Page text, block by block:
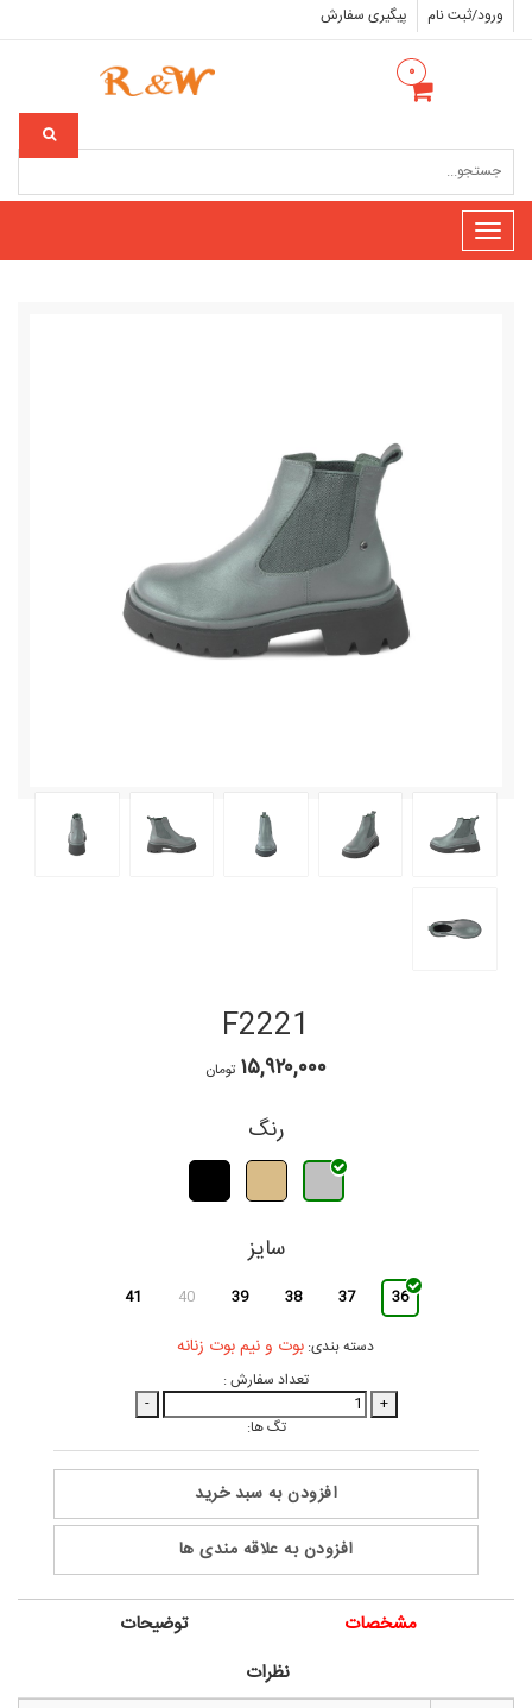
ورود/ثبت نام پیگیری سفارش
۰
Toggle
navigation
F2221
۱۵,۹۲۰,۰۰۰ تومان
رنگ
سایز
36
37
38
39
40
41
دسته بندی:بوت و نیم بوت زنانه
تعداد سفارش :
+
-
تگ ها:
افزودن به سبد خرید
افزودن به علاقه مندی ها
مشخصات
توضیحات
نظرات